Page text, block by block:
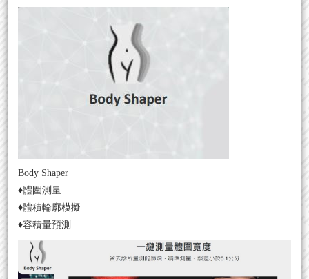
Body Shaper
♦體圍測量
♦體積輪廓模擬
♦容積量預測